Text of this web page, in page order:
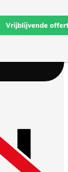
Vrijblijvende